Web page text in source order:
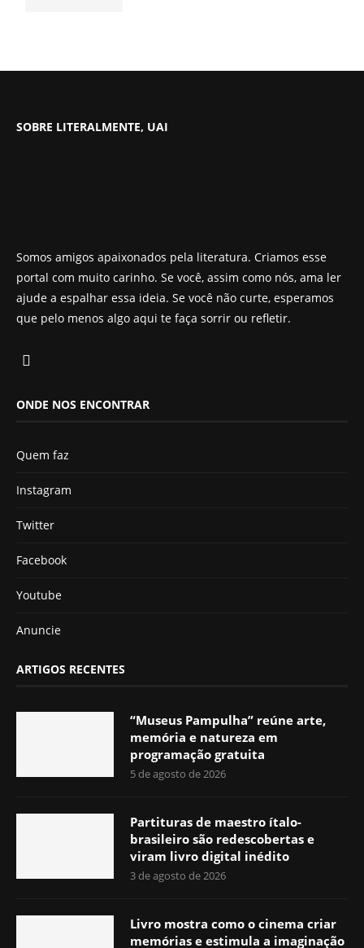
SOBRE LITERALMENTE, UAI
Somos amigos apaixonados pela literatura. Criamos esse
portal com muito carinho. Se você, assim como nós, ama ler
ajude a espalhar essa ideia. Se você não curte, esperamos
que pelo menos algo aqui te faça sorrir ou refletir.
ONDE NOS ENCONTRAR
Quem faz
Instagram
Twitter
Facebook
Youtube
Anuncie
ARTIGOS RECENTES
“Museus Pampulha” reúne arte,
memória e natureza em
programação gratuita
5 de agosto de 2026
Partituras de maestro ítalo-
brasileiro são redescobertas e
viram livro digital inédito
3 de agosto de 2026
Livro mostra como o cinema criar
memórias e estimula a imaginação